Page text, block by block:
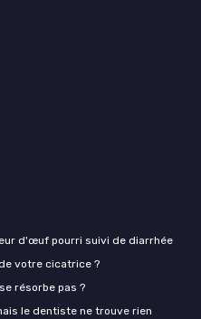
d'œuf pourri suivi de diarrhée
votre cicatrice ?
résorbe pas ?
le dentiste ne trouve rien